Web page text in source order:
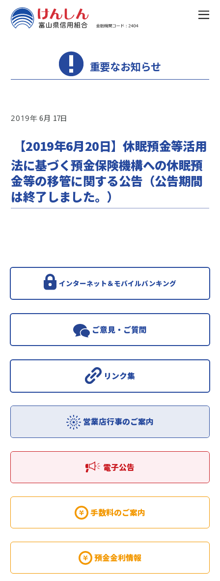
重要なお知らせ
2019 6 17
【2019年6月20日】休眠預金等活用
法に基づく預金保険機構への休眠預
金等の移管に関する公告（公告期間
は終了しました。）
インターネット＆モバイルバンキング
ご意見・ご質問
リンク集
営業店行事のご案内
電子公告
手数料のご案内
預金金利情報